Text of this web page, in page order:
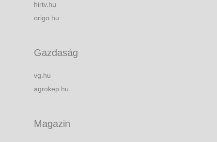
hirtv.hu
origo.hu
Gazdaság
vg.hu
agrokep.hu
Magazin